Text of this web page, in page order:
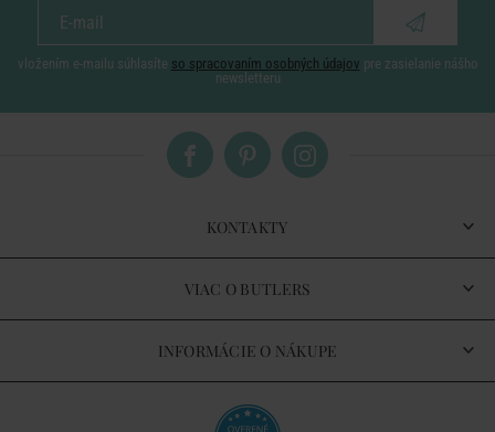
vložením e-mailu súhlasíte so spracovaním osobných údajov pre zasielanie nášho
newsletteru
KONTAKTY
VIAC O BUTLERS
INFORMÁCIE O NÁKUPE